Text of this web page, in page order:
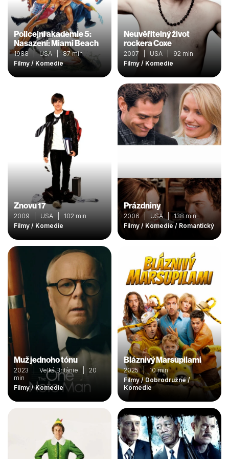
Policejní akademie 5:
Nasazení: Miami Beach
1988 | USA | 87 min
Filmy / Komedie
Neuvěřitelný život
rockera Coxe
2007 | USA | 92 min
Filmy / Komedie
Znovu 17
2009 | USA | 102 min
Filmy / Komedie
Prázdniny
2006 | USA | 138 min
Filmy / Komedie / Romantický
Muž jednoho tónu
2023 | Velká Británie | 20
min
Filmy / Komedie
Bláznivý Marsupilami
2025 | 10 min
Filmy / Dobrodružné /
Komedie